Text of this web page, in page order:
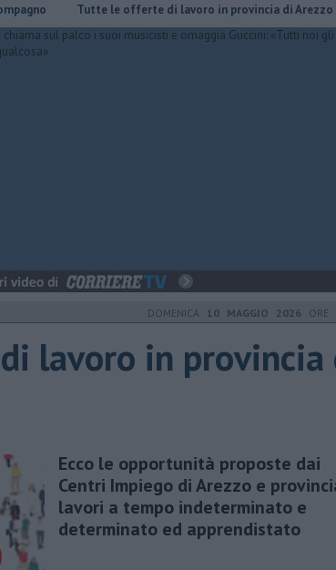
​Tutte le offerte di lavoro in provincia di Arezzo
DOMENICA 10 MAGGIO 2026 ORE
lavoro in provincia
Ecco le opportunità proposte dai
Centri Impiego di Arezzo e
lavori a tempo indeterminato e
determinato ed apprendistato